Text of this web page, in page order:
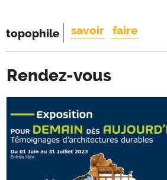
topophile savoir faire
Rendez-vous